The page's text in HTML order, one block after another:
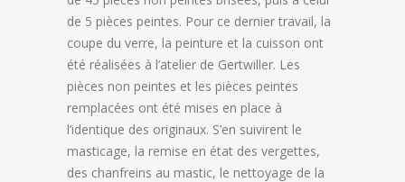
de 5 pièces peintes. Pour ce dernier travail, la
coupe du verre, la peinture et la cuisson ont
été réalisées à l’atelier de Gertwiller. Les
pièces non peintes et les pièces peintes
remplacées ont été mises en place à
l’identique des originaux. S’en suivirent le
masticage, la remise en état des vergettes,
des chanfreins au mastic, le nettoyage de la